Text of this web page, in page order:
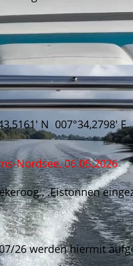
N 007°34,2798' E.
Nordsee, 06.05.2026
, .Eistonnen
26 werden hiermit